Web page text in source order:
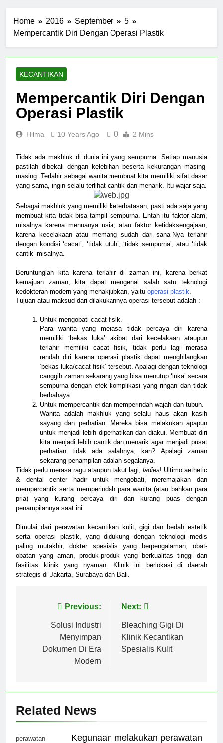
Home 2016 September
5
Mempercantik Diri Dengan Operasi Plastik
KECANTIKAN
Mempercantik Diri Dengan
Operasi Plastik
Hilma 10 Years Ago 0 2 Mins
Tidak ada makhluk di dunia ini yang sempurna. Setiap manusia
pastilah dibekali dengan kelebihan beserta kekurangan masing-
masing. Terlahir sebagai wanita membuat kita memiliki sifat dasar
yang sama, ingin selalu terlihat cantik dan menarik. Itu wajar saja.
Sebagai makhluk yang memiliki keterbatasan, pasti ada saja yang
membuat kita tidak bisa tampil sempurna. Entah itu faktor alam,
misalnya karena menuanya usia, atau faktor ketidaksengajaan,
karena kecelakaan atau memang sudah dari sana-Nya terlahir
dengan kondisi ‘cacat’, ‘tidak utuh’, ‘tidak sempurna’, atau ‘tidak
cantik’ misalnya.
Beruntunglah kita karena terlahir di zaman ini, karena berkat
kemajuan zaman, kita dapat mengenal salah satu teknologi
kedokteran modern yang menakjubkan, yaitu operasi plastik
Tujuan atau maksud dari dilakukannya operasi tersebut adalah :
Untuk mengobati cacat fisik.
Para wanita yang merasa tidak percaya diri karena
memiliki ‘bekas luka’ akibat dari kecelakaan ataupun
terlahir memiliki cacat fisik, tidak perlu lagi merasa
rendah diri karena operasi plastik dapat menghilangkan
‘bekas luka/cacat fisik’ tersebut. Apalagi dengan teknologi
canggih zaman sekarang yang bisa menutup ‘luka’ secara
sempurna dengan efek komplikasi yang ringan dan tidak
berbahaya.
Untuk mempercantik dan memperindah wajah dan tubuh.
Wanita adalah makhluk yang selalu haus akan kasih
sayang dan perhatian. Mereka bisa melakukan apapun
untuk menjadi lebih diperhatikan dan diakui. Membuat diri
kita menjadi lebih cantik dan menarik agar menjadi pusat
perhatian tidak ada salahnya, kan? Apalagi zaman
sekarang penampilan adalah segalanya.
Tidak perlu merasa ragu ataupun takut lagi, ladies! Ultimo aethetic
& dental center hadir untuk mengobati, meremajakan dan
mempercantik serta memperindah para wanita (atau bahkan para
pria) yang kurang percaya diri dan kurang puas dengan
penampilannya saat ini.
Dimulai dari perawatan kecantikan kulit, gigi dan bedah estetik
serta operasi plastik , yang didukung dengan teknologi medis
paling mutakhir, dokter spesialis yang berpengalaman, obat-
obatan yang aman, produk-produk yang berkualitas tinggi dan
fasilitas klinik yang nyaman. Klinik ini berlokasi di daerah
strategis di Jakarta, Surabaya dan Bali.
navigation
Previous:
Solusi Industri
Menyimpan
Dokumen Di Era
Modern
Next:
Bleaching Gigi Di
Klinik Kecantikan
Spesialis Kulit
Related News
perawatan
Kegunaan melakukan perawatan